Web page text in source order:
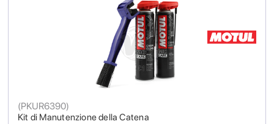
Kit di Manutenzione della Catena
(PKUR6390)